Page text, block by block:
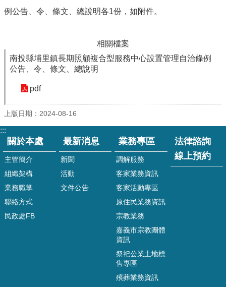
業
法
律
線
上
預
約
線
申
辦
戶
登
例公告、令、條文、總說明各1份，如附件。
相關檔案
南投縣埔里鎮長期照顧複合型服務中心設置管理自治條例
公告、令、條文、總說明
pdf
上版日期：2024-08-16
:::
關於本處
主管簡介
組織架構
業務職掌
聯絡方式
民政處FB
最新消息
新聞
活動
文件公告
業務專區
調解服務
客家業務資訊
客家活動專區
原住民業務資訊
宗教業務
嘉義市宗教團體
資訊
祭祀公業土地標
售專區
殯葬業務資訊
法律諮詢
線上預約